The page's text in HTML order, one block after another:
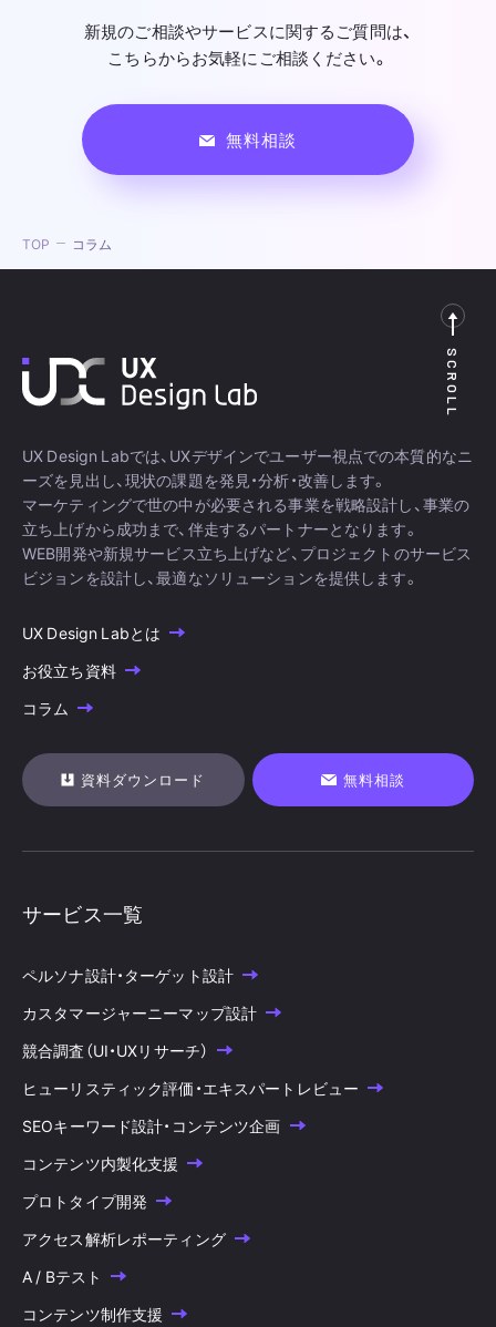
新規のご相談やサービスに関するご質問は、
こちらからお気軽にご相談ください。
無料相談
TOP コラム
SCROLL
UX Design Labでは、UXデザインでユーザー視点での本質的なニ
ーズを見出し、現状の課題を発見・分析・改善します。
マーケティングで世の中が必要される事業を戦略設計し、事業の
立ち上げから成功まで、伴走するパートナーとなります。
WEB開発や新規サービス立ち上げなど、プロジェクトのサービス
ビジョンを設計し、最適なソリューションを提供します。
UX Design Labとは
お役立ち資料
コラム
資料ダウンロード 無料相談
サービス一覧
ペルソナ設計・ターゲット設計
カスタマージャーニーマップ設計
競合調査（UI・UXリサーチ）
ヒューリスティック評価・エキスパートレビュー
SEOキーワード設計・コンテンツ企画
コンテンツ内製化支援
プロトタイプ開発
アクセス解析レポーティング
A / Bテスト
コンテンツ制作支援